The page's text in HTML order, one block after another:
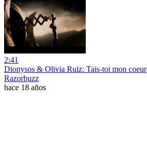
2:41
Dionysos & Olivia Ruiz: Tais-toi mon coeur
Razorbuzz
hace 18 años